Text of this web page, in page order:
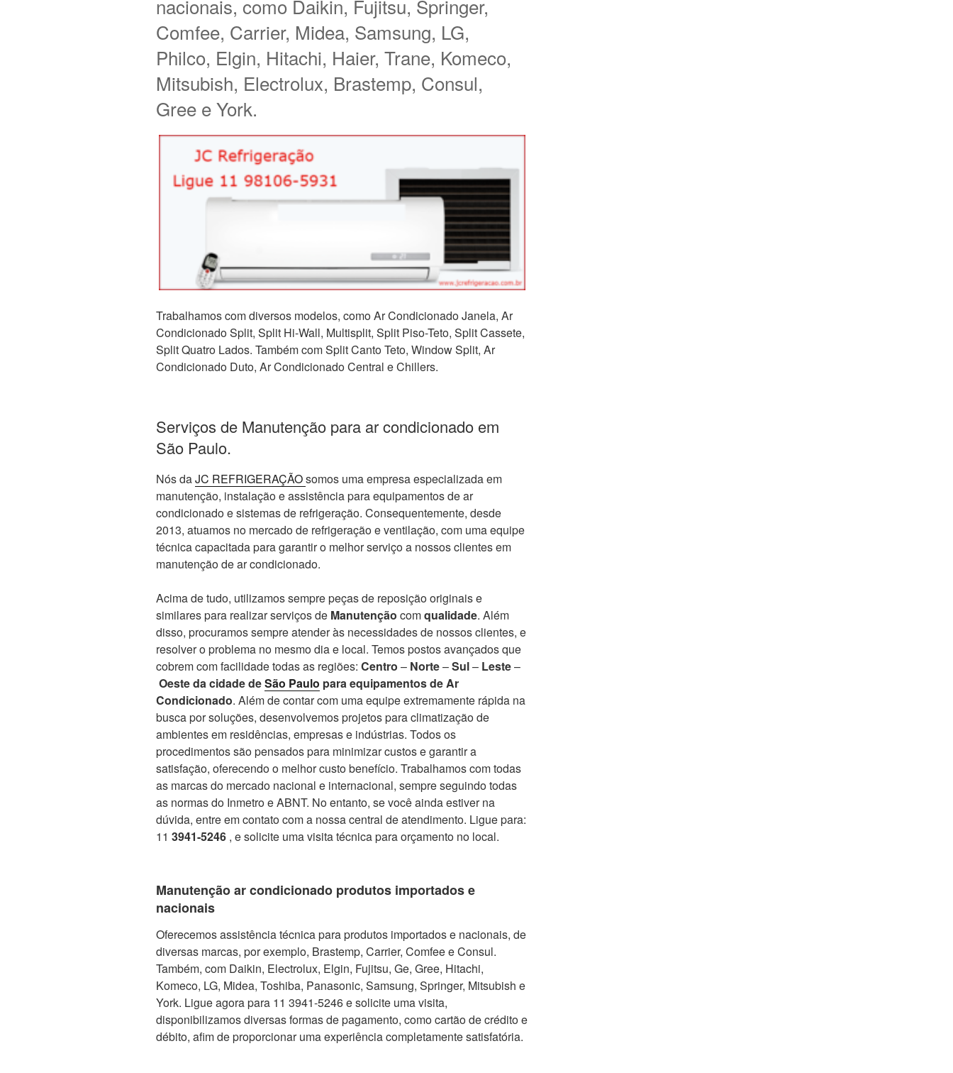
nacionais, como Daikin, Fujitsu, Springer,
Comfee, Carrier, Midea, Samsung, LG,
Philco, Elgin, Hitachi, Haier, Trane, Komeco,
Mitsubish, Electrolux, Brastemp, Consul,
Gree e York.
Trabalhamos com diversos modelos, como Ar Condicionado Janela, Ar
Condicionado Split, Split Hi-Wall, Multisplit, Split Piso-Teto, Split Cassete,
Split Quatro Lados. Também com Split Canto Teto, Window Split, Ar
Condicionado Duto, Ar Condicionado Central e Chillers.
Serviços de Manutenção para ar condicionado em
São Paulo.
Nós daJC REFRIGERAÇÃOsomos uma empresa especializada em
manutenção, instalação e assistência para equipamentos de ar
condicionado e sistemas de refrigeração. Consequentemente, desde
2013, atuamos no mercado de refrigeração e ventilação, com uma equipe
técnica capacitada para garantir o melhor serviço a nossos clientes em
manutenção de ar condicionado.
Acima de tudo, utilizamos sempre peças de reposição originais e
similares para realizar serviços de Manutenção comqualidade. Além
disso, procuramos sempre atender às necessidades de nossos clientes, e
resolver o problema no mesmo dia e local. Temos postos avançados que
cobrem com facilidade todas as regiões: Centro – Norte–Sul– Leste–
Oeste da cidade deSão Paulo para equipamentos de Ar
Condicionado. Além de contar com uma equipe extremamente rápida na
busca por soluções, desenvolvemos projetos para climatização de
ambientes em residências, empresas e indústrias. Todos os
procedimentos são pensados para minimizar custos e garantir a
satisfação, oferecendo o melhor custo benefício. Trabalhamos com todas
as marcas do mercado nacional e internacional, sempre seguindo todas
as normas do Inmetro e ABNT. No entanto, se você ainda estiver na
dúvida, entre em contato com a nossa central de atendimento. Ligue para:
11 3941-5246 , e solicite uma visita técnica para orçamento no local.
Manutenção ar condicionado produtos importados e
nacionais
Oferecemos assistência técnica para produtos importados e nacionais, de
diversas marcas, por exemplo, Brastemp, Carrier, Comfee e Consul.
Também, com Daikin, Electrolux, Elgin, Fujitsu, Ge, Gree, Hitachi,
Komeco, LG, Midea, Toshiba, Panasonic, Samsung, Springer, Mitsubish e
York. Ligue agora para 11 3941-5246 e solicite uma visita,
disponibilizamos diversas formas de pagamento, como cartão de crédito e
débito, afim de proporcionar uma experiência completamente satisfatória.